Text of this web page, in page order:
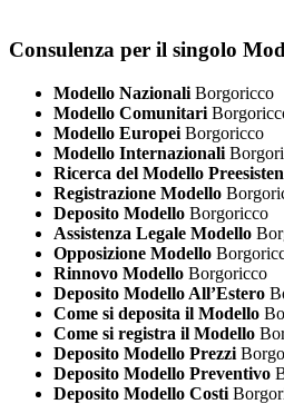
Consulenza per il singolo
Modello Nazionali Borgoricco
Modello Comunitari
Modello Europei Borgoricco
Modello Internazionali
Ricerca del Modello
Registrazione Modello
Deposito Modello Borgoricco
Assistenza Legale Modello
Opposizione Modello
Rinnovo Modello Borgoricco
Deposito Modello All’Estero
Come si deposita il Modello
Come si registra il Modello
Deposito Modello Prezzi
Deposito Modello Preventivo
Deposito Modello Costi